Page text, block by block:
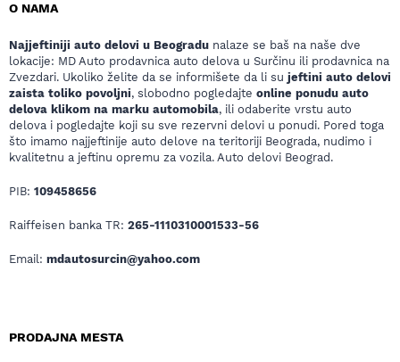
O NAMA
Najjeftiniji auto delovi u Beogradu nalaze se baš na naše dve
lokacije: MD Auto prodavnica auto delova u Surčinu ili prodavnica na
Zvezdari. Ukoliko želite da se informišete da li su jeftini auto delovi
zaista toliko povoljni, slobodno pogledajte online ponudu auto
delova klikom na marku automobila, ili odaberite vrstu auto
delova i pogledajte koji su sve rezervni delovi u ponudi. Pored toga
što imamo najjeftinije auto delove na teritoriji Beograda, nudimo i
kvalitetnu a jeftinu opremu za vozila. Auto delovi Beograd.
PIB: 109458656
Raiffeisen banka TR: 265-1110310001533-56
Email: mdautosurcin@yahoo.com
PRODAJNA MESTA